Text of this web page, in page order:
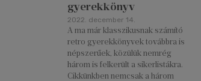
gyerekkönyv
2022. december 14.
A ma már klasszikusnak számító
retro gyerekkönyvek továbbra is
népszerűek, közülük nemrég
három is felkerült a sikerlistákra.
Cikkünkben nemcsak a három